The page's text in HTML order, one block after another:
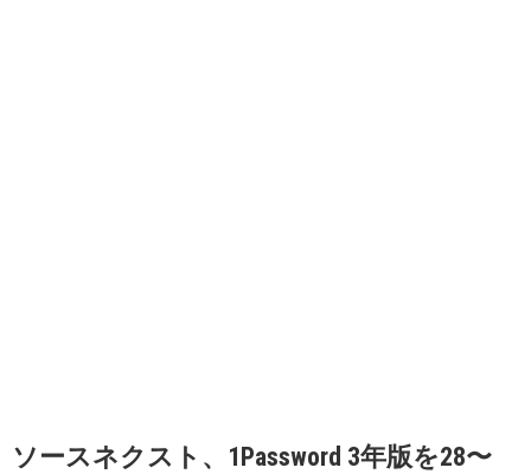
ソースネクスト、1Password 3年版を28〜